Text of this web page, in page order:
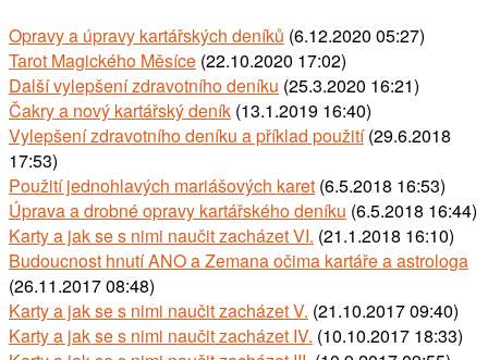
Opravy a úpravy kartářských deníků (6.12.2020 05:27)
Tarot Magického Měsíce (22.10.2020 17:02)
Další vylepšení zdravotního deníku (25.3.2020 16:21)
Čakry a nový kartářský deník (13.1.2019 16:40)
Vylepšení zdravotního deníku a příklad použití(29.6.2018
17:53)
Použití jednohlavých mariášových karet (6.5.2018 16:53)
Úprava a drobné opravy kartářského deníku (6.5.2018 16:44)
Karty a jak se s nimi naučit zacházet VI. (21.1.2018 16:10)
Budoucnost hnutí ANO a Zemana očima kartáře a astrologa
(26.11.2017 08:48)
Karty a jak se s nimi naučit zacházet V. (21.10.2017 09:40)
Karty a jak se s nimi naučit zacházet IV. (10.10.2017 18:33)